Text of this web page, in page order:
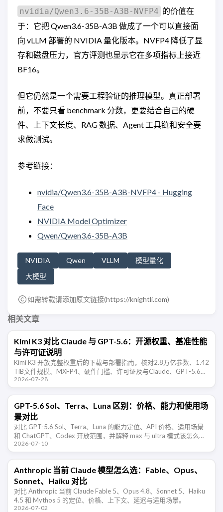
nvidia/Qwen3.6-35B-A3B-NVFP4 的价值在
于：它把 Qwen3.6-35B-A3B 做成了一个可以直接面
向 vLLM 部署的 NVIDIA 量化版本。NVFP4 降低了显
存和磁盘压力，官方评测也显示它在多项指标上接近
BF16。
但它仍然是一个需要工程验证的推理模型。真正部署
前，不要只看 benchmark 分数，更要结合自己的硬
件、上下文长度、RAG 数据、Agent 工具链和安全要
求做测试。
参考链接：
nvidia/Qwen3.6-35B-A3B-NVFP4 - Hugging
Face
NVIDIA Model Optimizer
Qwen/Qwen3.6-35B-A3B
NVIDIA Qwen VLLM
模型量化
大模型
如需转载请添加原文链接(https://knightli.com)
相关文章
Kimi K3 对比 Claude 与 GPT-5.6：开源权重、基准性能
与许可证说明
Kimi K3 开放完整权重后的下载与部署指南，核对2.8万亿参数、1.42
TiB文件规模、MXFP4、硬件门槛、许可证及与Claude、GPT-5.6的
基准差异。
2026-07-28
GPT-5.6 Sol、Terra、Luna 区别：价格、能力和使用场
景对比
对比 GPT-5.6 Sol、Terra、Luna 的能力定位、API 价格、适用场景
和 ChatGPT、Codex 开放范围，并解释 max 与 ultra 模式该怎么
选。
2026-07-10
Anthropic 当前 Claude 模型怎么选：Fable、Opus、
Sonnet、Haiku 对比
对比 Anthropic 当前 Claude Fable 5、Opus 4.8、Sonnet 5、Haiku
4.5 和 Mythos 5 的定位、价格、上下文、延迟与适用场景。
2026-07-02